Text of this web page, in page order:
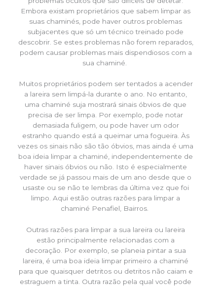
Embora existam proprietários que sabem limpar as
suas chaminés, pode haver outros problemas
subjacentes que só um técnico treinado pode
descobrir. Se estes problemas não forem reparados,
podem causar problemas mais dispendiosos com a
sua chaminé.
Muitos proprietários podem ser tentados a acender
a lareira sem limpá-la durante o ano. No entanto,
uma chaminé suja mostrará sinais óbvios de que
precisa de ser limpa. Por exemplo, pode notar
demasiada fuligem, ou pode haver um odor
estranho quando está a queimar uma fogueira. Às
vezes os sinais não são tão óbvios, mas ainda é uma
boa ideia limpar a chaminé, independentemente de
haver sinais óbvios ou não. Isto é especialmente
verdade se já passou mais de um ano desde que o
usaste ou se não te lembras da última vez que foi
limpo. Aqui estão outras razões para limpar a
chaminé Penafiel, Bairros.
Outras razões para limpar a sua lareira ou lareira
estão principalmente relacionadas com a
decoração. Por exemplo, se planeia pintar a sua
lareira, é uma boa ideia limpar primeiro a chaminé
para que quaisquer detritos ou detritos não caiam e
estraguem a tinta. Outra razão pela qual você pode